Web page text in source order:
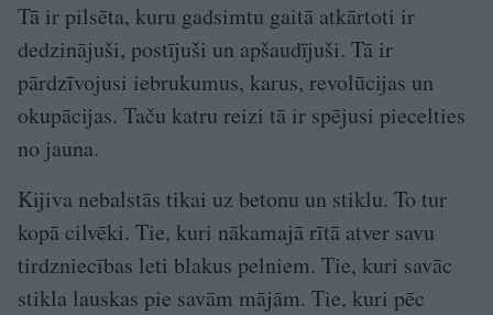
Tā ir pilsēta, kuru gadsimtu gaitā atkārtoti ir
dedzinājuši, postījuši un apšaudījuši. Tā ir
pārdzīvojusi iebrukumus, karus, revolūcijas un
okupācijas. Taču katru reizi tā ir spējusi piecelties
no jauna.
Kijiva nebalstās tikai uz betonu un stiklu. To tur
kopā cilvēki. Tie, kuri nākamajā rītā atver savu
tirdzniecības leti blakus pelniem. Tie, kuri savāc
stikla lauskas pie savām mājām. Tie, kuri pēc